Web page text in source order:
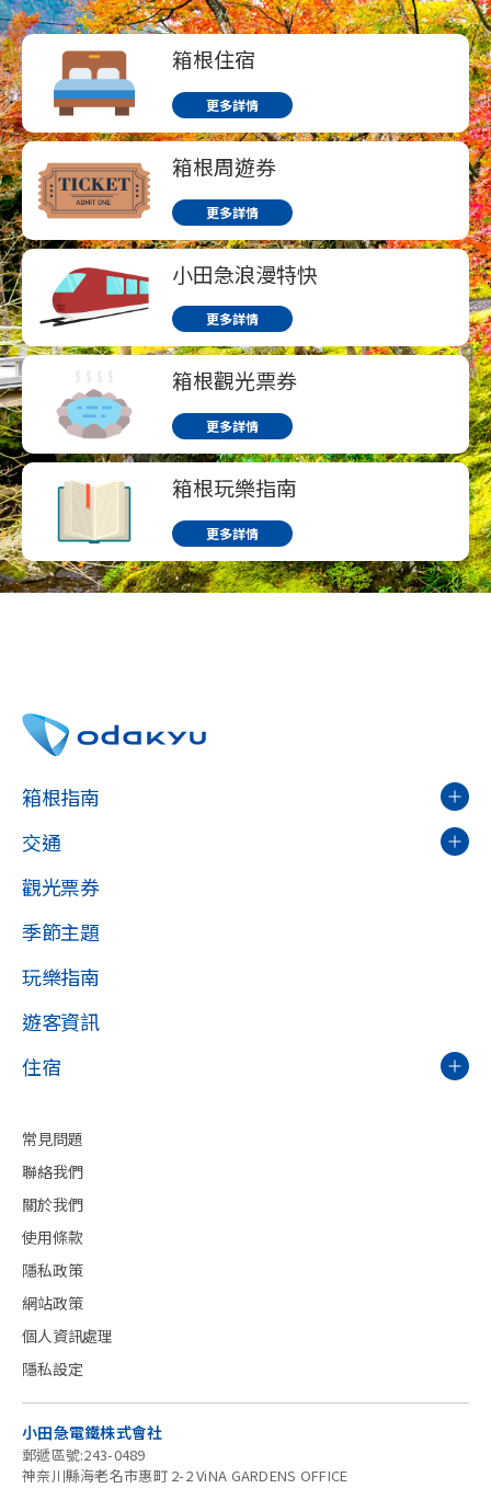
箱根住宿
更多詳情
箱根周遊券
更多詳情
小田急浪漫特快
更多詳情
箱根觀光票券
更多詳情
箱根玩樂指南
更多詳情
箱根指南
交通
觀光票券
季節主題
玩樂指南
遊客資訊
住宿
常見問題
聯絡我們
關於我們
使用條款
隱私政策
網站政策
個人資訊處理
隱私設定
小田急電鐵株式會社
郵遞區號:243-0489
神奈川縣海老名市惠町 2-2 ViNA GARDENS OFFICE